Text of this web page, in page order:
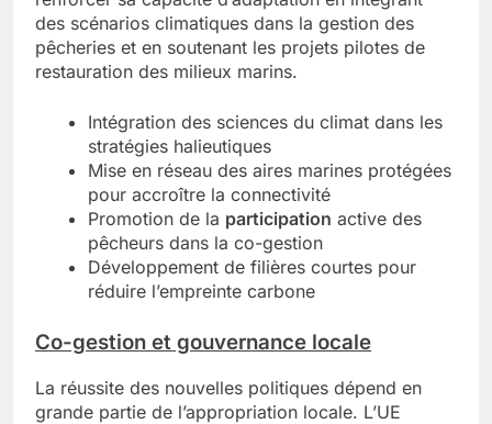
des scénarios climatiques dans la gestion des
pêcheries et en soutenant les projets pilotes de
restauration des milieux marins.
Intégration des sciences du climat dans les
stratégies halieutiques
Mise en réseau des aires marines protégées
pour accroître la connectivité
Promotion de la participation active des
pêcheurs dans la co-gestion
Développement de filières courtes pour
réduire l’empreinte carbone
Co-gestion et gouvernance locale
La réussite des nouvelles politiques dépend en
grande partie de l’appropriation locale. L’UE